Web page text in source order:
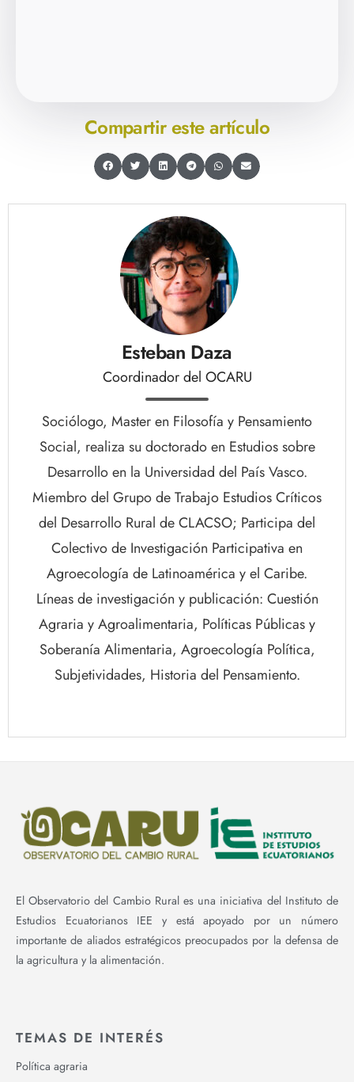
Compartir este artículo
Esteban Daza
Coordinador del OCARU
Sociólogo, Master en Filosofía y Pensamiento
Social, realiza su doctorado en Estudios sobre
Desarrollo en la Universidad del País Vasco.
Miembro del Grupo de Trabajo Estudios Críticos
del Desarrollo Rural de CLACSO; Participa del
Colectivo de Investigación Participativa en
Agroecología de Latinoamérica y el Caribe.
Líneas de investigación y publicación: Cuestión
Agraria y Agroalimentaria, Políticas Públicas y
Soberanía Alimentaria, Agroecología Política,
Subjetividades, Historia del Pensamiento.
El Observatorio del Cambio Rural es una iniciativa del Instituto de
Estudios Ecuatorianos IEE y está apoyado por un número
importante de aliados estratégicos preocupados por la defensa de
la agricultura y la alimentación.
TEMAS DE INTERÉS
Política agraria